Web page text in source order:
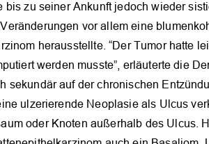
bis zu seiner Ankunft jedoch wieder
vor allem eine
herausstellte. “Der Tumor hatte
werden musste”, erläuterte die
sekundär auf der chronischen
ulzerierende Neoplasie als Ulcus
oder Knoten außerhalb des Ulcus.